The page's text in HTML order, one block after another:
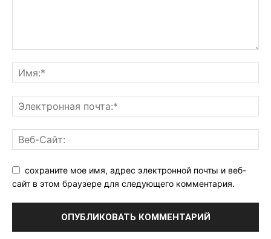
сохраните мое имя, адрес электронной почты и веб-
сайт в этом браузере для следующего комментария.